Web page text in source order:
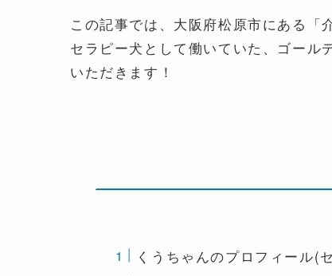
この記事では、大阪府松原市にある
セラピー犬として働いていた、ゴール
いただきます！
くうちゃんのプロフィール(